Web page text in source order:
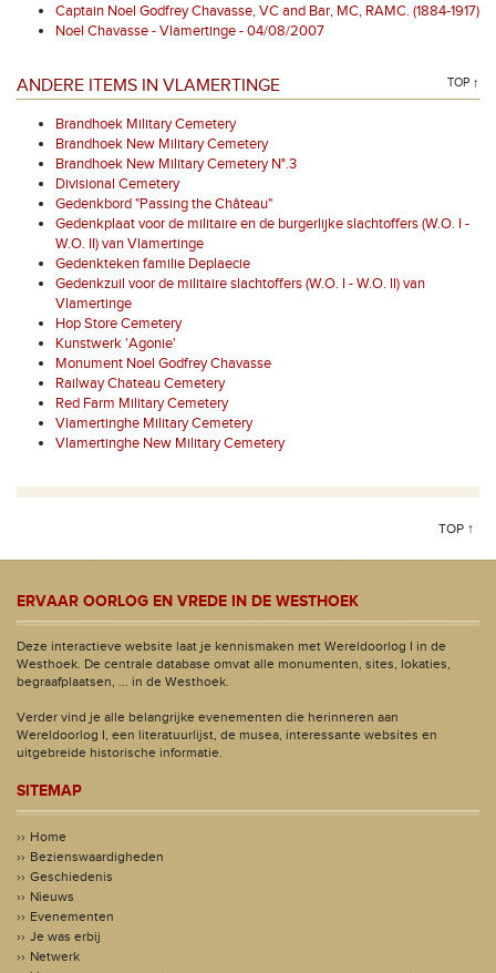
Captain Noel Godfrey Chavasse, VC and Bar, MC, RAMC. (1884-1917)
Noel Chavasse - Vlamertinge - 04/08/2007
ANDERE ITEMS IN VLAMERTINGE TOP ↑
Brandhoek Military Cemetery
Brandhoek New Military Cemetery
Brandhoek New Military Cemetery N°.3
Divisional Cemetery
Gedenkbord "Passing the Château"
Gedenkplaat voor de militaire en de burgerlijke slachtoffers (W.O. I -
W.O. II) van Vlamertinge
Gedenkteken familie Deplaecie
Gedenkzuil voor de militaire slachtoffers (W.O. I - W.O. II) van
Vlamertinge
Hop Store Cemetery
Kunstwerk 'Agonie'
Monument Noel Godfrey Chavasse
Railway Chateau Cemetery
Red Farm Military Cemetery
Vlamertinghe Military Cemetery
Vlamertinghe New Military Cemetery
TOP ↑
ERVAAR OORLOG EN VREDE IN DE WESTHOEK
Deze interactieve website laat je kennismaken met Wereldoorlog I in de
Westhoek. De centrale database omvat alle monumenten, sites, lokaties,
begraafplaatsen, ... in de Westhoek.
Verder vind je alle belangrijke evenementen die herinneren aan
Wereldoorlog I, een literatuurlijst, de musea, interessante websites en
uitgebreide historische informatie.
SITEMAP
Home
Bezienswaardigheden
Geschiedenis
Nieuws
Evenementen
Je was erbij
Netwerk